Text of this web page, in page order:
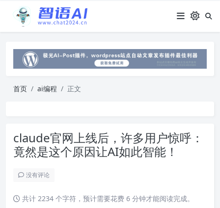
首页 ai编程 正文
claude官网上线后，许多用户惊呼：
竟然是这个原因让AI如此智能！
没有评论
共计 2234 个字符，预计需要花费 6 分钟才能阅读完成。